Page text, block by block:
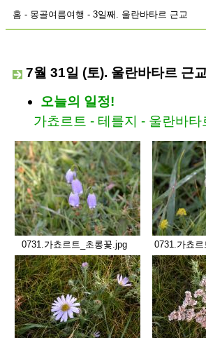
홈 - 몽골여름여행 - 3일째. 울란바타르 근교
7월 31일 (토). 울란바타르 근교
오늘의 일정!
가쵸르트 - 테를지 - 울란바
0731.가쵸르트_초롱꽃.jpg 0731.가쵸